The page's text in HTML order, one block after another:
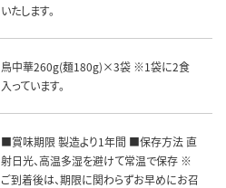
いたします。
鳥中華260g(麺180g)×3袋 ※1袋に2食
入っています。
■賞味期限 製造より1年間 ■保存方法 直
射日光、高温多湿を避けて常温で保存 ※
ご到着後は、期限に関わらずお早めにお召